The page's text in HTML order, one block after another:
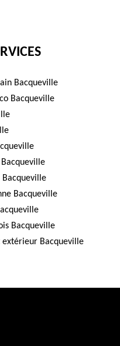
Bacqueville
Bacqueville
Bacqueville
Bacqueville
Bacqueville